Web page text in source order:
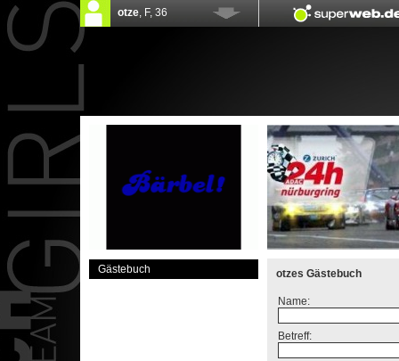
Gästebuch otzes Gästebuch
Name:
Betreff: